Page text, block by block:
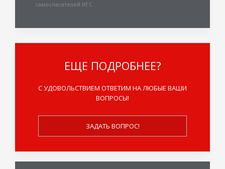
самоспасателей ИГС
ЕЩЕ ПОДРОБНЕЕ?
С УДОВОЛЬСТВИЕМ ОТВЕТИМ НА ЛЮБЫЕ ВАШИ
ВОПРОСЫ!
ЗАДАТЬ ВОПРОС!